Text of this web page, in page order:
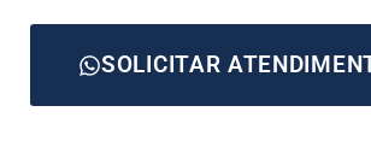
SOLICITAR